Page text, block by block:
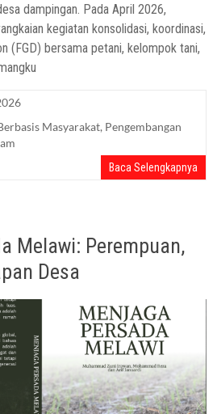
dampingan. Pada April 2026,
kegiatan konsolidasi, koordinasi,
(FGD) bersama petani, kelompok tani,
Masyarakat, Pengembangan
Baca Selengkapnya
Melawi: Perempuan,
Desa